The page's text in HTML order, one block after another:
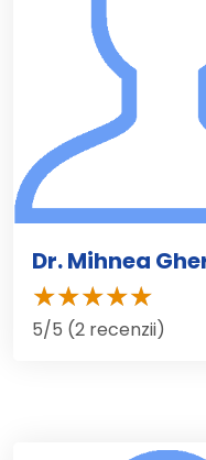
Dr. Mihnea
5/5 (2 recenzii)